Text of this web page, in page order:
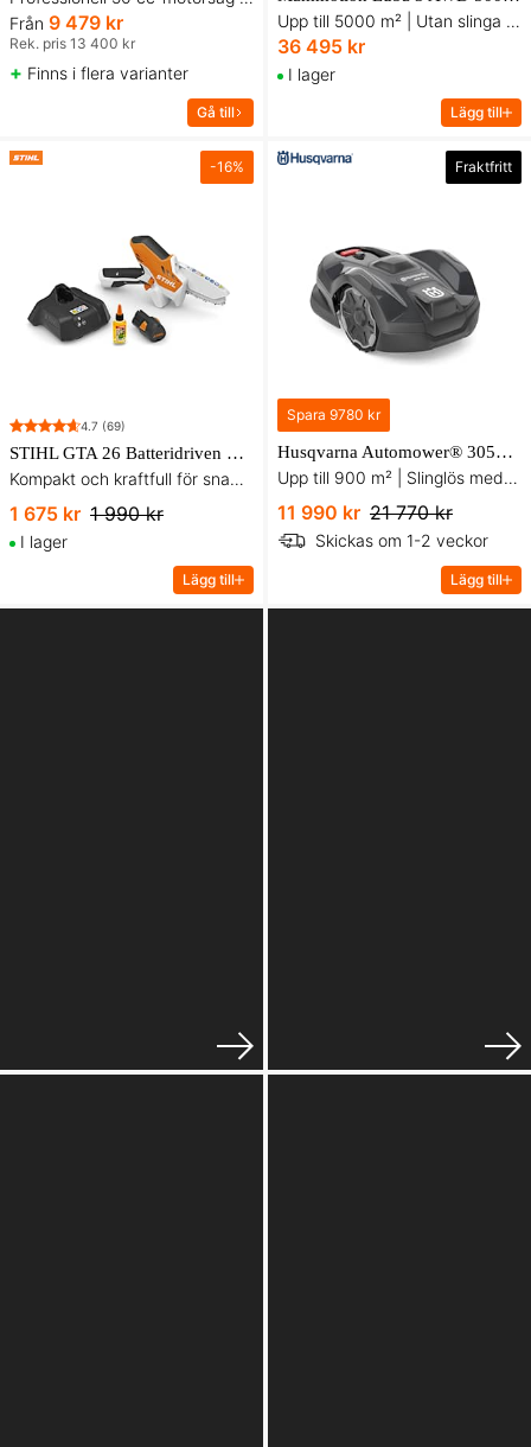
Från 9 479 kr
Rek. pris 13 400 kr
+ Finns i flera varianter
Gå till
Upp till 5000 m² | Utan slinga | Tri-Fusion-navigering
36 495 kr
I lager
Lägg till
-16%
4.7 (69)
STIHL GTA 26 Batteridriven Grensåg inkl. batteri och laddare
Kompakt och kraftfull för snabb beskärning
1 675 kr 1 990 kr
I lager
Lägg till
Fraktfritt
Spara 9780 kr
Husqvarna Automower® 305E NERA Robotgräsklippare
Upp till 900 m² | Slinglös med Wi-Fi | EdgeCut-kantklippning
11 990 kr 21 770 kr
Skickas om 1-2 veckor
Lägg till